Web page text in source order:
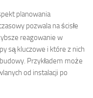
planowania
pozwala na ścisłe
reagowanie w
są kluczowe i które z nich
Przykładem może
od instalacji po